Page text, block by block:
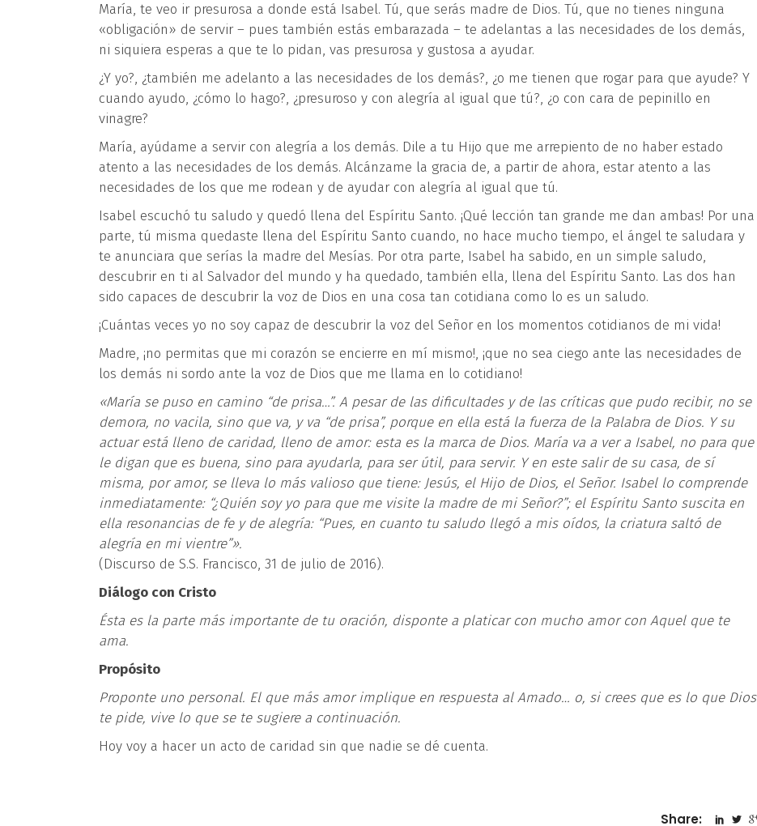
María, te veo ir presurosa a donde está Isabel. Tú, que serás madre de Dios. Tú, que no tienes ninguna
«obligación» de servir – pues también estás embarazada – te adelantas a las necesidades de los demás,
ni siquiera esperas a que te lo pidan, vas presurosa y gustosa a ayudar.
¿Y yo?, ¿también me adelanto a las necesidades de los demás?, ¿o me tienen que rogar para que ayude? Y
cuando ayudo, ¿cómo lo hago?, ¿presuroso y con alegría al igual que tú?, ¿o con cara de pepinillo en
vinagre?
María, ayúdame a servir con alegría a los demás. Dile a tu Hijo que me arrepiento de no haber estado
atento a las necesidades de los demás. Alcánzame la gracia de, a partir de ahora, estar atento a las
necesidades de los que me rodean y de ayudar con alegría al igual que tú.
Isabel escuchó tu saludo y quedó llena del Espíritu Santo. ¡Qué lección tan grande me dan ambas! Por una
parte, tú misma quedaste llena del Espíritu Santo cuando, no hace mucho tiempo, el ángel te saludara y
te anunciara que serías la madre del Mesías. Por otra parte, Isabel ha sabido, en un simple saludo,
descubrir en ti al Salvador del mundo y ha quedado, también ella, llena del Espíritu Santo. Las dos han
sido capaces de descubrir la voz de Dios en una cosa tan cotidiana como lo es un saludo.
¡Cuántas veces yo no soy capaz de descubrir la voz del Señor en los momentos cotidianos de mi vida!
Madre, ¡no permitas que mi corazón se encierre en mí mismo!, ¡que no sea ciego ante las necesidades de
los demás ni sordo ante la voz de Dios que me llama en lo cotidiano!
«María se puso en camino “de prisa…”. A pesar de las dificultades y de las críticas que pudo recibir, no se
demora, no vacila, sino que va, y va “de prisa”, porque en ella está la fuerza de la Palabra de Dios. Y su
actuar está lleno de caridad, lleno de amor: esta es la marca de Dios. María va a ver a Isabel, no para que
le digan que es buena, sino para ayudarla, para ser útil, para servir. Y en este salir de su casa, de sí
misma, por amor, se lleva lo más valioso que tiene: Jesús, el Hijo de Dios, el Señor. Isabel lo comprende
inmediatamente: “¿Quién soy yo para que me visite la madre de mi Señor?”; el Espíritu Santo suscita en
ella resonancias de fe y de alegría: “Pues, en cuanto tu saludo llegó a mis oídos, la criatura saltó de
alegría en mi vientre”».
(Discurso de S.S. Francisco, 31 de julio de 2016).
Diálogo con Cristo
Ésta es la parte más importante de tu oración, disponte a platicar con mucho amor con Aquel que te
ama.
Propósito
Proponte uno personal. El que más amor implique en respuesta al Amado… o, si crees que es lo que Dios
te pide, vive lo que se te sugiere a continuación.
Hoy voy a hacer un acto de caridad sin que nadie se dé cuenta.
Share: